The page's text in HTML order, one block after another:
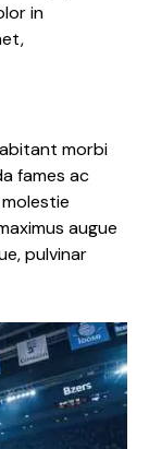
in
morbi
fames ac
augue
pulvinar